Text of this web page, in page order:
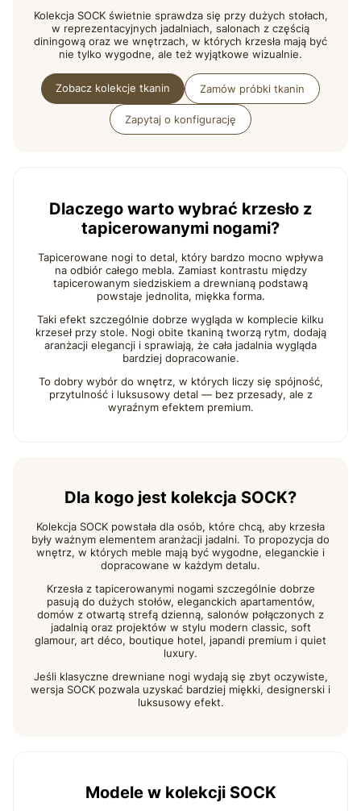
Kolekcja SOCK świetnie sprawdza się przy dużych stołach,
w reprezentacyjnych jadalniach, salonach z częścią
diningową oraz we wnętrzach, w których krzesła mają być
nie tylko wygodne, ale też wyjątkowe wizualnie.
Zobacz kolekcje tkanin Zamów próbki tkanin
Zapytaj o konfigurację
Dlaczego warto wybrać krzesło z
tapicerowanymi nogami?
Tapicerowane nogi to detal, który bardzo mocno wpływa
na odbiór całego mebla. Zamiast kontrastu między
tapicerowanym siedziskiem a drewnianą podstawą
powstaje jednolita, miękka forma.
Taki efekt szczególnie dobrze wygląda w komplecie kilku
krzeseł przy stole. Nogi obite tkaniną tworzą rytm, dodają
aranżacji elegancji i sprawiają, że cała jadalnia wygląda
bardziej dopracowanie.
To dobry wybór do wnętrz, w których liczy się spójność,
przytulność i luksusowy detal — bez przesady, ale z
wyraźnym efektem premium.
Dla kogo jest kolekcja SOCK?
Kolekcja SOCK powstała dla osób, które chcą, aby krzesła
były ważnym elementem aranżacji jadalni. To propozycja do
wnętrz, w których meble mają być wygodne, eleganckie i
dopracowane w każdym detalu.
Krzesła z tapicerowanymi nogami szczególnie dobrze
pasują do dużych stołów, eleganckich apartamentów,
domów z otwartą strefą dzienną, salonów połączonych z
jadalnią oraz projektów w stylu modern classic, soft
glamour, art déco, boutique hotel, japandi premium i quiet
luxury.
Jeśli klasyczne drewniane nogi wydają się zbyt oczywiste,
wersja SOCK pozwala uzyskać bardziej miękki, designerski i
luksusowy efekt.
Modele w kolekcji SOCK